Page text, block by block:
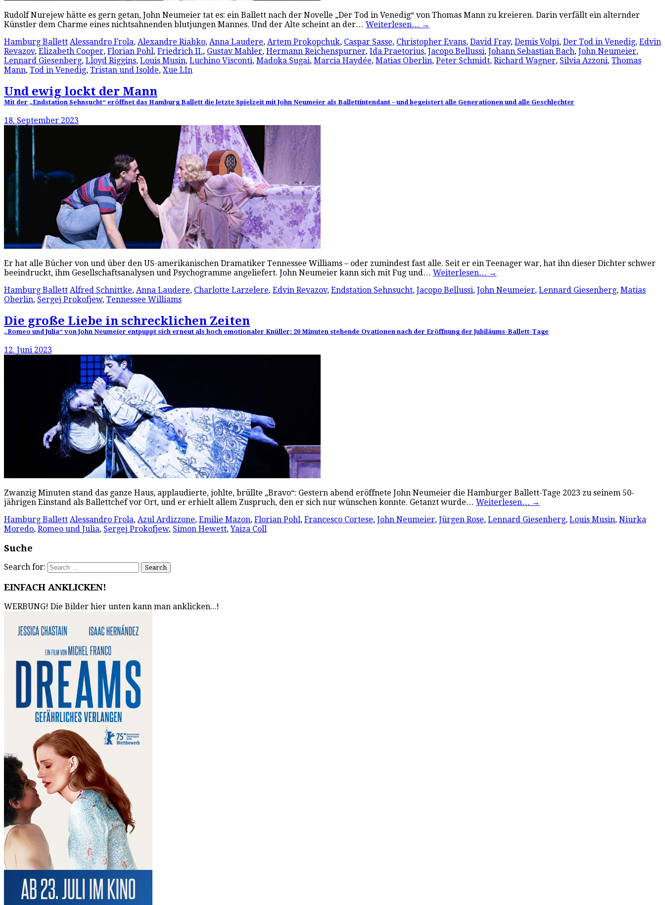
Rudolf Nurejew hätte es gern getan, John Neumeier tat es: ein Ballett nach der Novelle „Der Tod in Venedig“ von Thomas Mann zu kreieren. Darin verfällt ein alternder
Künstler dem Charme eines nichtsahnenden blutjungen Mannes. Und der Alte scheint an der… Weiterlesen… →
Hamburg Ballett Alessandro Frola, Alexandre Riabko, Anna Laudere, Artem Prokopchuk, Caspar Sasse, Christopher Evans, David Fray, Demis Volpi, Der Tod in Venedig, Edvin
Revazov, Elizabeth Cooper, Florian Pohl, Friedrich II., Gustav Mahler, Hermann Reichenspurner, Ida Praetorius, Jacopo Bellussi, Johann Sebastian Bach, John Neumeier,
Lennard Giesenberg, Lloyd Riggins, Louis Musin, Luchino Visconti, Madoka Sugai, Marcia Haydée, Matias Oberlin, Peter Schmidt, Richard Wagner, Silvia Azzoni, Thomas
Mann, Tod in Venedig, Tristan und Isolde, Xue LIn
Und ewig lockt der Mann
Mit der „Endstation Sehnsucht“ eröffnet das Hamburg Ballett die letzte Spielzeit mit John Neumeier als Ballettintendant – und begeistert alle Generationen und alle Geschlechter
18. September 2023
Er hat alle Bücher von und über den US-amerikanischen Dramatiker Tennessee Williams – oder zumindest fast alle. Seit er ein Teenager war, hat ihn dieser Dichter schwer
beeindruckt, ihm Gesellschaftsanalysen und Psychogramme angeliefert. John Neumeier kann sich mit Fug und… Weiterlesen… →
Hamburg Ballett Alfred Schnittke, Anna Laudere, Charlotte Larzelere, Edvin Revazov, Endstation Sehnsucht, Jacopo Bellussi, John Neumeier, Lennard Giesenberg, Matias
Oberlin, Sergej Prokofjew, Tennessee Williams
Die große Liebe in schrecklichen Zeiten
„Romeo und Julia“ von John Neumeier entpuppt sich erneut als hoch emotionaler Knüller: 20 Minuten stehende Ovationen nach der Eröffnung der Jubiläums-Ballett-Tage
12. Juni 2023
Zwanzig Minuten stand das ganze Haus, applaudierte, johlte, brüllte „Bravo“: Gestern abend eröffnete John Neumeier die Hamburger Ballett-Tage 2023 zu seinem 50-
jährigen Einstand als Ballettchef vor Ort, und er erhielt allem Zuspruch, den er sich nur wünschen konnte. Getanzt wurde… Weiterlesen… →
Hamburg Ballett Alessandro Frola, Azul Ardizzone, Emilie Mazon, Florian Pohl, Francesco Cortese, John Neumeier, Jürgen Rose, Lennard Giesenberg, Louis Musin, Niurka
Moredo, Romeo und Julia, Sergej Prokofjew, Simon Hewett,Yaiza Coll
Suche
Search for:
EINFACH ANKLICKEN!
WERBUNG! Die Bilder hier unten kann man anklicken...!